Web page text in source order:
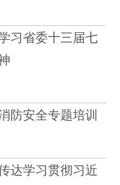
习省委十三届七
防安全专题培训
达学习贯彻习近